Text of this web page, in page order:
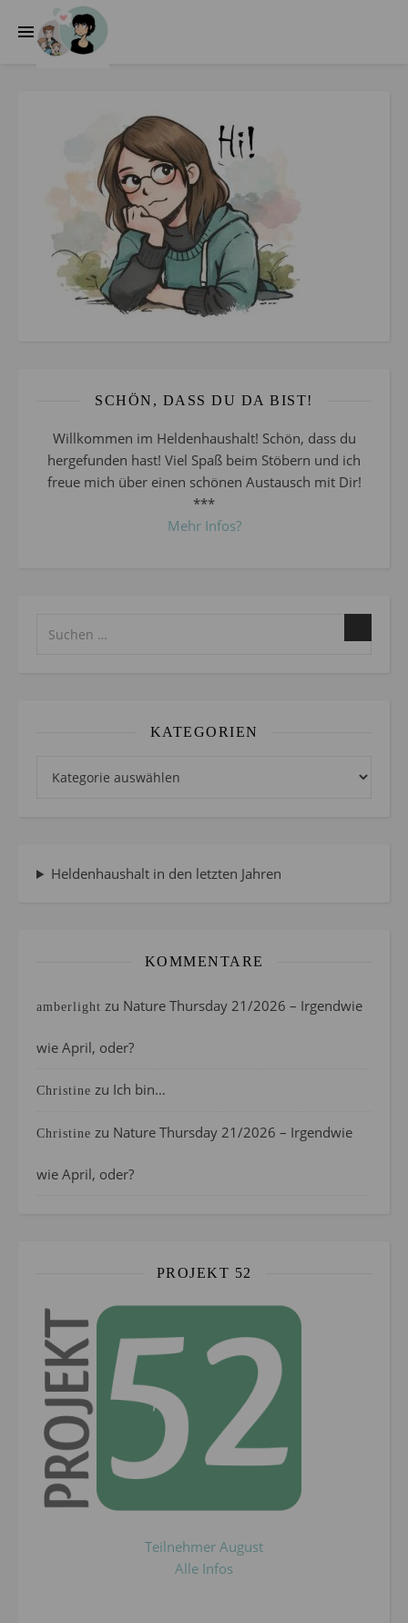
SCHÖN, DASS DU DA BIST!
Willkommen im Heldenhaushalt! Schön, dass du
hergefunden hast! Viel Spaß beim Stöbern und ich
freue mich über einen schönen Austausch mit Dir!
***
Mehr Infos?
KATEGORIEN
Heldenhaushalt in den letzten Jahren
KOMMENTARE
amberlight zu Nature Thursday 21/2026 – Irgendwie
wie April, oder?
Christine zu Ich bin…
Christine zu Nature Thursday 21/2026 – Irgendwie
wie April, oder?
PROJEKT 52
Teilnehmer August
Alle Infos